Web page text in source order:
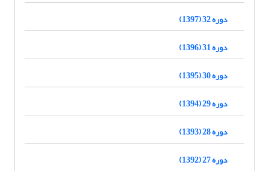
دوره 32 (1397)
دوره 31 (1396)
دوره 30 (1395)
دوره 29 (1394)
دوره 28 (1393)
دوره 27 (1392)